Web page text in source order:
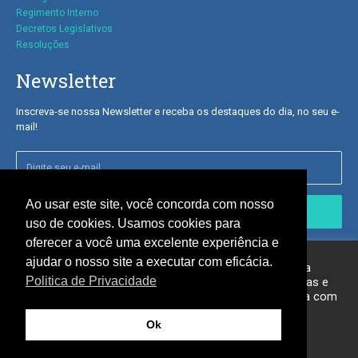
Regimento Interno
Decretos Legislativos
Resoluções
Newsletter
Inscreva-se nossa Newsletter e receba os destaques do dia, no seu e-
mail!
Inscrever-se
Nós respeitamos sua privacidade.
© Câmara Municipal de Bonito-MS 2023 - Todos os direitos reservados -
Politica de Privacidade-Webmail
Usamos cookies em nosso site para oferecer a você a
experiência mais relevante, lembrando suas preferências e
visitas repetidas. Ao clicar em “Aceitar”, você concorda com
o uso de TODOS os cookies.
Config. de Cookies Aceitar
Ao usar este site, você concorda com nosso
uso de cookies. Usamos cookies para
oferecer a você uma excelente experiência e
ajudar o nosso site a executar com eficácia.
Politica de Privacidade
Ok